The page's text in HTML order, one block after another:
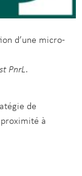
d’une micro-
PnrL.
de
à